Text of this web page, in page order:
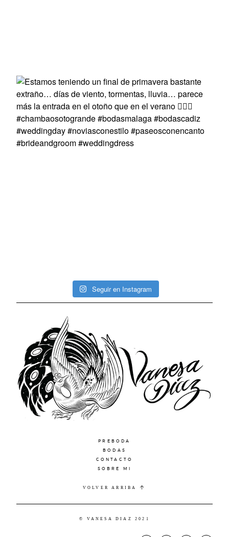
Seguir en Instagram
PREBODA
BODAS
CONTACTO
SOBRE MI
VOLVER ARRIBA
© VANESA DIAZ 2021